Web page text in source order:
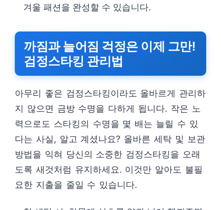
겨울 패션을 완성할 수 있습니다.
까짐과 늘어짐 걱정은 이제 그만!
검정스타킹 관리법
아무리 좋은 검정스타킹이라도 올바르게 관리하
지 않으면 금방 수명을 다하게 됩니다. 작은 노
력으로도 스타킹의 수명을 몇 배는 늘릴 수 있
다는 사실, 알고 계셨나요? 올바른 세탁 및 보관
방법을 익혀 당신의 소중한 검정스타킹을 오래
도록 새것처럼 유지하세요. 이것만 알아도 불필
요한 지출을 줄일 수 있습니다.